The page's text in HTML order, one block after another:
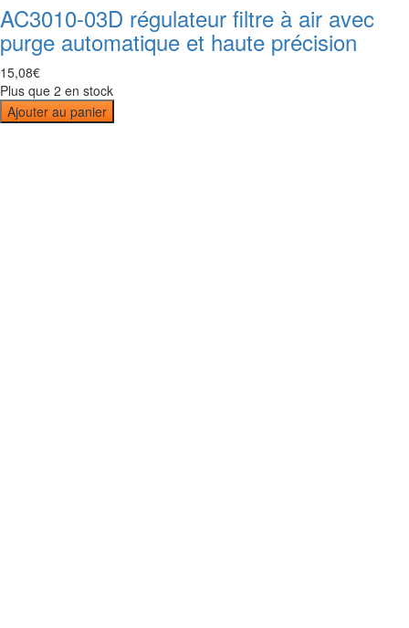
AC3010-03D régulateur filtre à air avec
purge automatique et haute précision
15,08€
Plus que 2 en stock
Ajouter au panier